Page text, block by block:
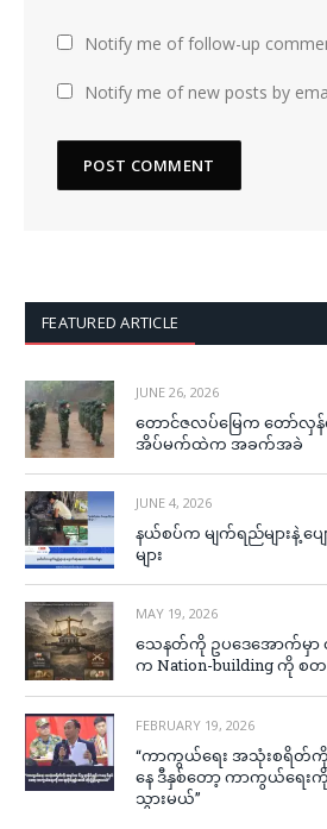
Notify me of follow-up
Notify me of new posts by
FEATURED ARTICLE
JUNE 26, 2026
တောင်ဇလပ်မြေက တော်လှန်
အိပ်မက်ထဲက အခက်အခဲ
JUNE 4, 2026
နယ်စပ်က မျက်ရည်များနဲ့ ပ
များ
MAY 19, 2026
သေနတ်ကို ဥပဒေအောက်မှာ
က Nation-building ကို စ
FEBRUARY 19, 2026
“ကာကွယ်ရေး အသုံးစရိတ်ကို
နေ ဒီနှစ်တော့ ကာကွယ်ရေးကို
သွားမယ်”